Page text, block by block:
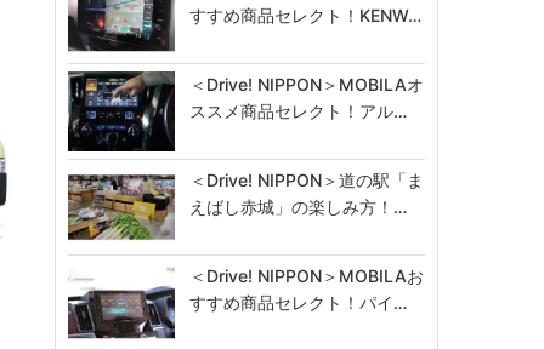
すすめ商品セレクト！KENW…
＜Drive! NIPPON＞MOBILAオ
ススメ商品セレクト！アル…
＜Drive! NIPPON＞道の駅「ま
えばし赤城」の楽しみ方！…
＜Drive! NIPPON＞MOBILAお
すすめ商品セレクト！パイ…